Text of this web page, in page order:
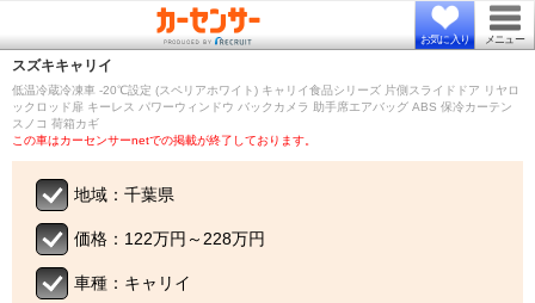
お気に入り メニュー
スズキキャリイ
低温冷蔵冷凍車 -20℃設定 (スペリアホワイト) キャリイ食品シリーズ 片側スライドドア リヤロ
ックロッド扉 キーレス パワーウィンドウ バックカメラ 助手席エアバッグ ABS 保冷カーテン
スノコ 荷箱カギ
この車はカーセンサーnetでの掲載が終了しております。
地域：千葉県
価格：122万円～228万円
車種：キャリイ